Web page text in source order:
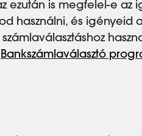
ezután is megfelel-e az
használni, és igényeid
Bankszámlaválasztó